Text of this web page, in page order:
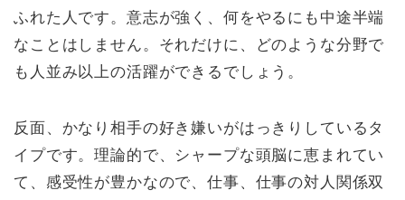
ふれた人です。意志が強く、何をやるにも中途半端
なことはしません。それだけに、どのような分野で
も人並み以上の活躍ができるでしょう。
反面、かなり相手の好き嫌いがはっきりしているタ
イプです。理論的で、シャープな頭脳に恵まれてい
て、感受性が豊かなので、仕事、仕事の対人関係双